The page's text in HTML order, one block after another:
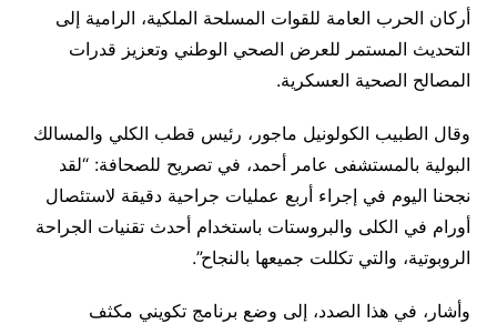
أركان الحرب العامة للقوات المسلحة الملكية، الرامية إلى
التحديث المستمر للعرض الصحي الوطني وتعزيز قدرات
المصالح الصحية العسكرية.
وقال الطبيب الكولونيل ماجور، رئيس قطب الكلي والمسالك
البولية بالمستشفى عامر أحمد، في تصريح للصحافة: “لقد
نجحنا اليوم في إجراء أربع عمليات جراحية دقيقة لاستئصال
أورام في الكلى والبروستات باستخدام أحدث تقنيات الجراحة
الروبوتية، والتي تكللت جميعها بالنجاح”.
وأشار، في هذا الصدد، إلى وضع برنامج تكويني مكثف